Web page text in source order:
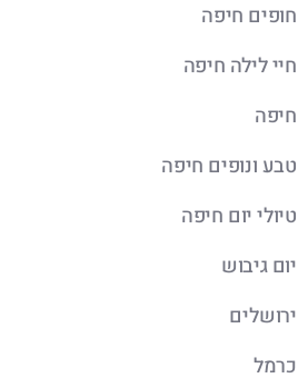
חופים חיפה
חיי לילה חיפה
חיפה
טבע ונופים חיפה
טיולי יום חיפה
יום גיבוש
ירושלים
כרמל